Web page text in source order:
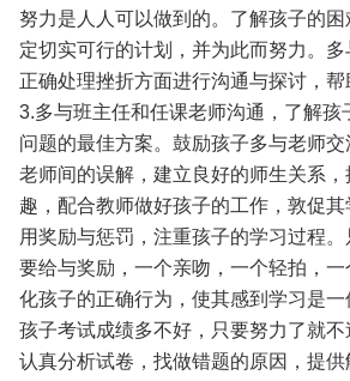
努力是人人可以做到的。了解孩子的困
定切实可行的计划，并为此而努力。多
正确处理挫折方面进行沟通与探讨，帮
3.多与班主任和任课老师沟通，了解孩
问题的最佳方案。鼓励孩子多与老师
老师间的误解，建立良好的师生关系
趣，配合教师做好孩子的工作，敦促其
用奖励与惩罚，注重孩子的学习过程
要给与奖励，一个亲吻，一个轻拍，
化孩子的正确行为，使其感到学习是
孩子考试成绩多不好，只要努力了就
认真分析试卷，找做错题的原因，提供